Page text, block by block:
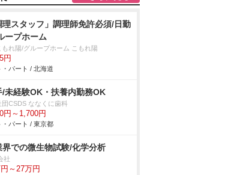
理スタッフ」調理師免許必須/日勤
ープホーム
れ陽/グループホーム こもれ陽
円
・パート / 北海道
/未経験OK・扶養内勤務OK
団CSDS ななくに歯科
円～1,700円
・パート / 東京都
界での微生物試験/化学分析
社
～27万円